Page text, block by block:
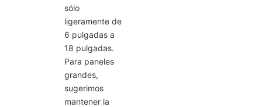
sólo
ligeramente de
6 pulgadas a
18 pulgadas.
Para paneles
grandes,
sugerimos
mantener la